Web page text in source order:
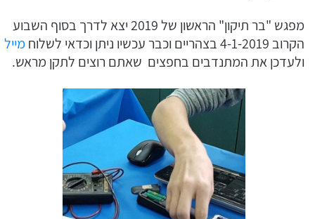
מפגש "בר תיקון" הראשון של 2019 יצא לדרך בסוף השבוע
הקרוב 4-1-2019 בצהריים וכבר עכשיו ניתן וכדאי לשלוח
מייל
ולעדכן את המתנדבים בחפצים שאתם רוצים לתקן מראש.